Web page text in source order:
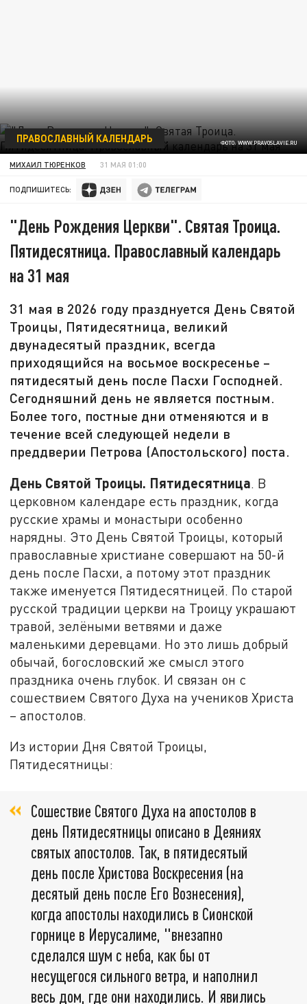
ФОТО: WWW.PRAVOSLAVIE.RU
ПРАВОСЛАВНЫЙ КАЛЕНДАРЬ
МИХАИЛ ТЮРЕНКОВ 31 МАЯ 01:00
ПОДПИШИТЕСЬ:
"День Рождения Церкви". Святая Троица.
Пятидесятница. Православный календарь
на 31 мая
31 мая в 2026 году празднуется День Святой
Троицы, Пятидесятница, великий
двунадесятый праздник, всегда
приходящийся на восьмое воскресенье –
пятидесятый день после Пасхи Господней.
Сегодняшний день не является постным.
Более того, постные дни отменяются и в
течение всей следующей недели в
преддверии Петрова (Апостольского) поста.
День Святой Троицы. Пятидесятница. В
церковном календаре есть праздник, когда
русские храмы и монастыри особенно
нарядны. Это День Святой Троицы, который
православные христиане совершают на 50-й
день после Пасхи, а потому этот праздник
также именуется Пятидесятницей. По старой
русской традиции церкви на Троицу украшают
травой, зелёными ветвями и даже
маленькими деревцами. Но это лишь добрый
обычай, богословский же смысл этого
праздника очень глубок. И связан он с
сошествием Святого Духа на учеников Христа
– апостолов.
Из истории Дня Святой Троицы,
Пятидесятницы:
Сошествие Святого Духа на апостолов в
день Пятидесятницы описано в Деяниях
святых апостолов. Так, в пятидесятый
день после Христова Воскресения (на
десятый день после Его Вознесения),
когда апостолы находились в Сионской
горнице в Иерусалиме, "внезапно
сделался шум с неба, как бы от
несущегося сильного ветра, и наполнил
весь дом, где они находились. И явились